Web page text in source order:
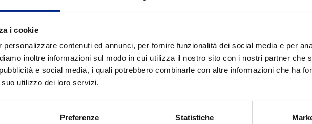
i cookie
personalizzare contenuti ed annunci, per fornire funzionalità dei social media e per
inoltre informazioni sul modo in cui utilizza il nostro sito con i nostri partner che
e social media, i quali potrebbero combinarle con altre informazioni che ha
utilizzo dei loro servizi.
Preferenze Statistiche
elettrici asincroni alta efficienza IE2 presentano:
Dimensioni compatte
Personalizzazione: possibilità di personalizzazione meccanica
Voltaggi: possibilità di avere tutti i tipi di voltaggi
Disponibili su autofrenanti
Trasduttori di velocità: possibilità di avere trasduttori di velocità: encoder
Bassa rumorosità